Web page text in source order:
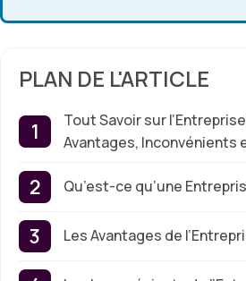
PLAN DE L'ARTICLE
Tout Savoir sur
Avantages, Inconvénients
Qu’est-ce qu’une
Les Avantages de